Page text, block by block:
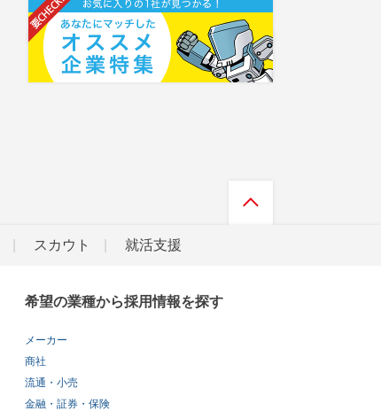
スカウト 就活支援
希望の業種から採用情報を探す
メーカー
商社
流通・小売
金融・証券・保険